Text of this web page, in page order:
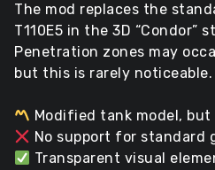
The mod replaces the
T110E5 in the 3D “Condor”
Penetration zones may
but this is rarely noticeable.
Modified tank model,
No support for standard
Transparent visual